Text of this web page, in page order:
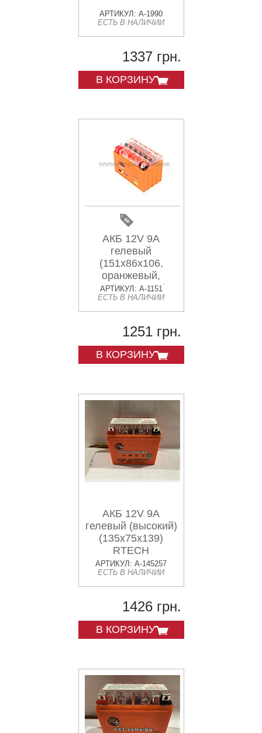
АРТИКУЛ: A-1990
ЕСТЬ В НАЛИЧИИ
1337 грн.
В КОРЗИНУ
АКБ 12V 9А
гелевый
(151x86x106,
оранжевый,
mod:YTX9-BS)
OUTDO
АРТИКУЛ: A-1151
ЕСТЬ В НАЛИЧИИ
1251 грн.
В КОРЗИНУ
АКБ 12V 9А
гелевый (высокий)
(135x75x139)
RTECH
АРТИКУЛ: A-145257
ЕСТЬ В НАЛИЧИИ
1426 грн.
В КОРЗИНУ